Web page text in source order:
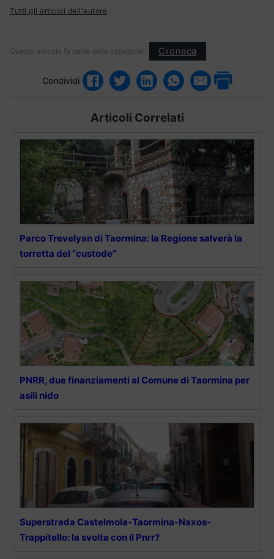
Tutti gli articoli dell'autore
Questo articolo fa parte delle categorie: Cronaca
Condividi
Articoli Correlati
Parco Trevelyan di Taormina: la Regione salverà la
torretta del “custode”
PNRR, due finanziamenti al Comune di Taormina per
asili nido
Superstrada Castelmola-Taormina-Naxos-
Trappitello: la svolta con il Pnrr?